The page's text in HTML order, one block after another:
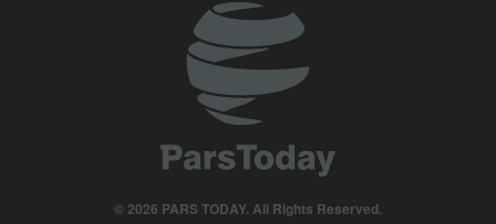
Foreign Affairs: AS Harus Tinggalkan Asia Barat
Mengapa Lobi Zionis di Amerika Tidak Lagi Seefektif Dulu?
Anggota Kongres AS Khawatirkan Dampak Menipisnya Rudal
Sanders: Trump Berbahaya Seret AS dalam Perang yang
Menghancurkan© 2026 PARS TODAY. All Rights Reserved.